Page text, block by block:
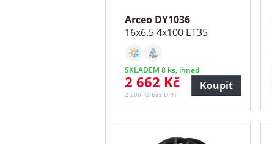
Arceo DY1036
16x6.5 4x100 ET35
SKLADEM 8 ks, ihned
2 662 Kč
2 200 Kč bez DPH
Koupit